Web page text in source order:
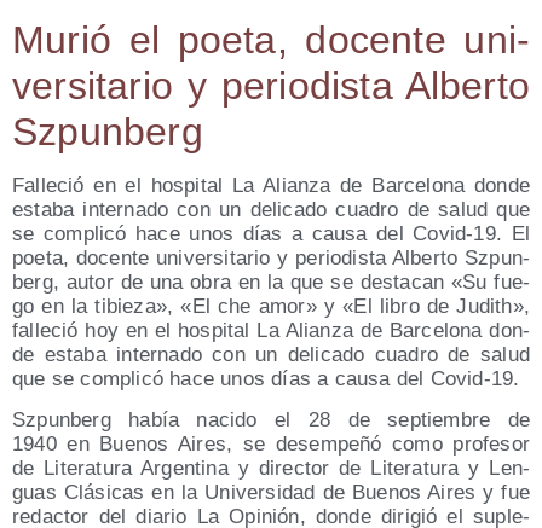
Murió el poe­ta, docen­te uni­
ver­si­ta­rio y perio­dis­ta Alber­to
Szpunberg
Falle­ció en el hos­pi­tal La Alian­za de Bar­ce­lo­na don­de
esta­ba inter­na­do con un deli­ca­do cua­dro de salud que
se com­pli­có hace unos días a cau­sa del Covid-19. El
poe­ta, docen­te uni­ver­si­ta­rio y perio­dis­ta Alber­to Szpun­
berg, autor de una obra en la que se des­ta­can «Su fue­
go en la tibie­za», «El che amor» y «El libro de Judith»,
falle­ció hoy en el hos­pi­tal La Alian­za de Bar­ce­lo­na don­
de esta­ba inter­na­do con un deli­ca­do cua­dro de salud
que se com­pli­có hace unos días a cau­sa del Covid-19.
Szpun­berg había naci­do el 28 de sep­tiem­bre de
1940 en Bue­nos Aires, se desem­pe­ñó como pro­fe­sor
de Lite­ra­tu­ra Argen­ti­na y direc­tor de Lite­ra­tu­ra y Len­
guas Clá­si­cas en la Uni­ver­si­dad de Bue­nos Aires y fue
redac­tor del dia­rio La Opi­nión, don­de diri­gió el suple­